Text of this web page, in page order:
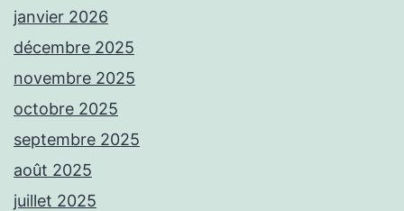
janvier 2026
décembre 2025
novembre 2025
octobre 2025
septembre 2025
août 2025
juillet 2025